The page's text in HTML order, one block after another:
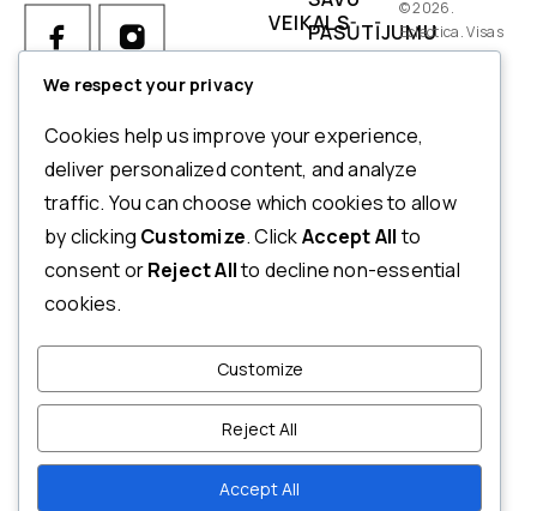
Ja Jums ir kādi jautājumi par
pasūtījumu, produktiem vai
mūsu pakalpojumiem,
lūdzu, sazinieties ar mūsu
klientu apkalpošanas
dienestu.
INFO@ECLECTICA.LV
MŪKUSALAS IELA 71, RĪGA,
VEIKALSPASŪTĪJUMU
NORĒĶINI
ATMAKSAS
UN
ATGRIEŠANAS
POLITIKA
UN
© 2026.
Eclectica. Visas
tiesības
We respect your privacy
Cookies help us improve your experience,
deliver personalized content, and analyze
traffic. You can choose which cookies to allow
by clicking Customize. ClickAccept Allto
consent orReject Allto decline non-essential
cookies.
Customize
Reject All
Accept All